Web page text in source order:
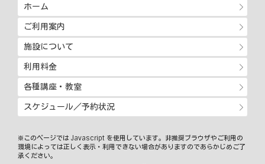
ホーム
ご利用案内
施設について
利用料金
各種講座・教室
スケジュール／予約状況
※このページでは Javascript を使用しています。非推奨ブラウザやご利用の
環境によっては正しく表示・利用できない場合がありますのであらかじめご了
承ください。